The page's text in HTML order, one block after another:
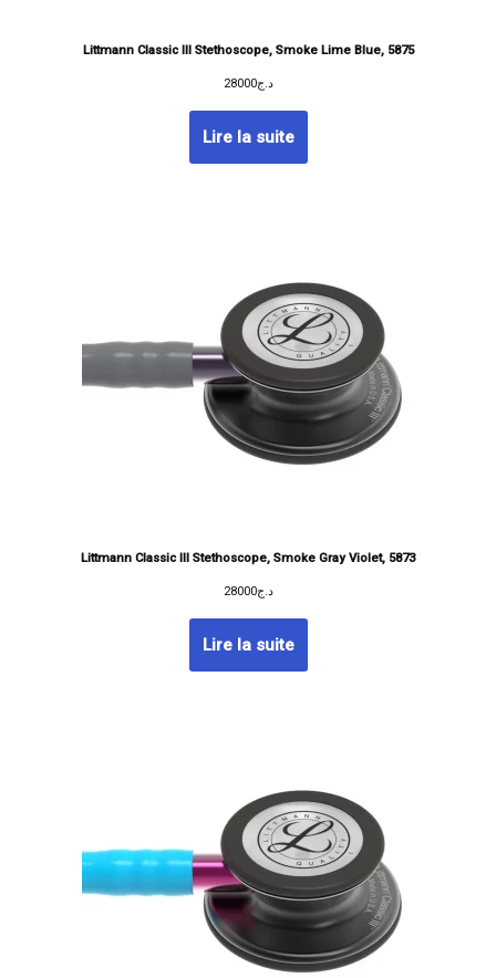
Littmann Classic III Stethoscope, Smoke Lime Blue, 5875
د.ج28000
Lire la suite
Littmann Classic III Stethoscope, Smoke Gray Violet, 5873
د.ج28000
Lire la suite